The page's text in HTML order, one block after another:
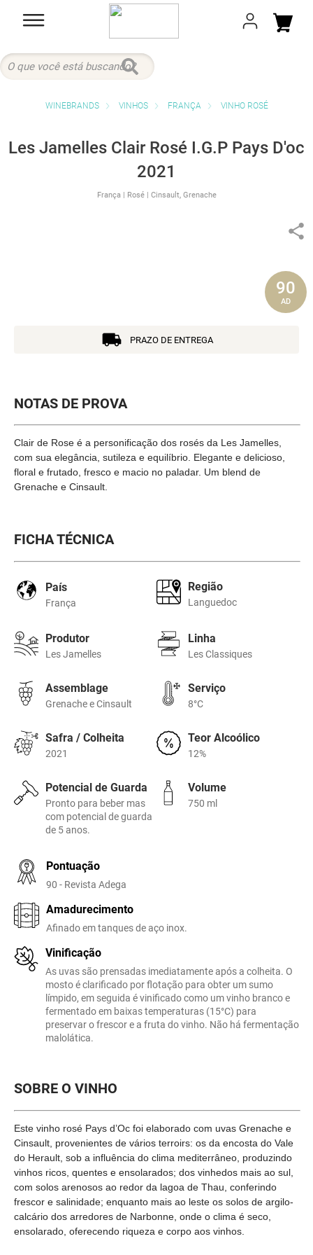
VINHOS FRANÇA VINHO ROSÉ
Les Jamelles Clair Rosé I.G.P Pays D'oc
2021
França | Rosé | Cinsault, Grenache
90
AD
PRAZO DE ENTREGA
NOTAS DE PROVA
Clair de Rose é a personificação dos rosés da Les Jamelles,
com sua elegância, sutileza e equilíbrio. Elegante e delicioso,
floral e frutado, fresco e macio no paladar. Um blend de
Grenache e Cinsault.
FICHA TÉCNICA
País
França
Região
Languedoc
Produtor
Les Jamelles
Linha
Les Classiques
Assemblage
Grenache e Cinsault
Serviço
8°C
Safra / Colheita
2021
Teor Alcoólico
12%
Potencial de Guarda
Pronto para beber mas
com potencial de guarda
de 5 anos.
Volume
750 ml
Pontuação
90 - Revista Adega
Amadurecimento
Afinado em tanques de aço inox.
Vinificação
As uvas são prensadas imediatamente após a colheita. O
mosto é clarificado por flotação para obter um sumo
límpido, em seguida é vinificado como um vinho branco e
fermentado em baixas temperaturas (15°C) para
preservar o frescor e a fruta do vinho. Não há fermentação
malolática.
SOBRE O VINHO
Este vinho rosé Pays d’Oc foi elaborado com uvas Grenache e
Cinsault, provenientes de vários terroirs: os da encosta do Vale
do Herault, sob a influência do clima mediterrâneo, produzindo
vinhos ricos, quentes e ensolarados; dos vinhedos mais ao sul,
com solos arenosos ao redor da lagoa de Thau, conferindo
frescor e salinidade; enquanto mais ao leste os solos de argilo-
calcário dos arredores de Narbonne, onde o clima é seco,
ensolarado, oferecendo riqueza e corpo aos vinhos.